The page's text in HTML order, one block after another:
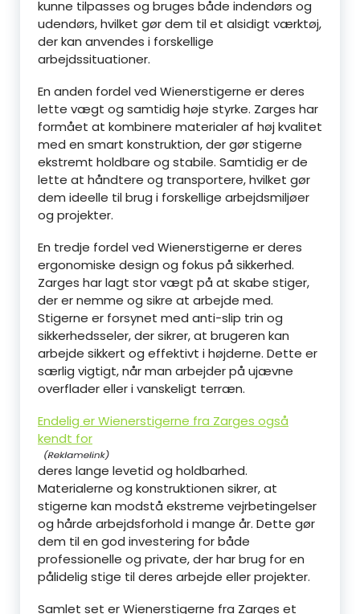
kunne tilpasses og bruges både indendørs og
udendørs, hvilket gør dem til et alsidigt værktøj,
der kan anvendes i forskellige
arbejdssituationer.
En anden fordel ved Wienerstigerne er deres
lette vægt og samtidig høje styrke. Zarges har
formået at kombinere materialer af høj kvalitet
med en smart konstruktion, der gør stigerne
ekstremt holdbare og stabile. Samtidig er de
lette at håndtere og transportere, hvilket gør
dem ideelle til brug i forskellige arbejdsmiljøer
og projekter.
En tredje fordel ved Wienerstigerne er deres
ergonomiske design og fokus på sikkerhed.
Zarges har lagt stor vægt på at skabe stiger,
der er nemme og sikre at arbejde med.
Stigerne er forsynet med anti-slip trin og
sikkerhedsseler, der sikrer, at brugeren kan
arbejde sikkert og effektivt i højderne. Dette er
særlig vigtigt, når man arbejder på ujævne
overflader eller i vanskeligt terræn.
Endelig er Wienerstigerne fra Zarges også
kendt for
deres lange levetid og holdbarhed.
Materialerne og konstruktionen sikrer, at
stigerne kan modstå ekstreme vejrbetingelser
og hårde arbejdsforhold i mange år. Dette gør
dem til en god investering for både
professionelle og private, der har brug for en
pålidelig stige til deres arbejde eller projekter.
Samlet set er Wienerstigerne fra Zarges et